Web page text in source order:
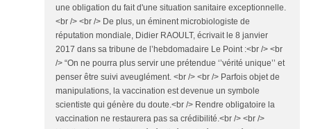
une obligation du fait d'une situation sanitaire exceptionnelle.
<br /> <br /> De plus, un éminent microbiologiste de
réputation mondiale, Didier RAOULT, écrivait le 8 janvier
2017 dans sa tribune de l’hebdomadaire Le Point :<br /> <br
/> “On ne pourra plus servir une prétendue ‘’vérité unique’’ et
penser être suivi aveuglément. <br /> <br /> Parfois objet de
manipulations, la vaccination est devenue un symbole
scientiste qui génère du doute.<br /> Rendre obligatoire la
vaccination ne restaurera pas sa crédibilité.<br /> <br />